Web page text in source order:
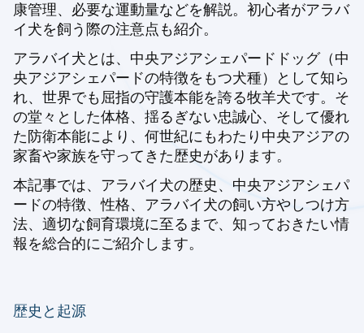
康管理、必要な運動量などを解説。初心者がアラバ
イ犬を飼う際の注意点も紹介。
アラバイ犬とは、中央アジアシェパードドッグ（中
央アジアシェパードの特徴をもつ犬種）として知ら
れ、世界でも屈指の守護本能を誇る牧羊犬です。そ
の堂々とした体格、揺るぎない忠誠心、そして優れ
た防衛本能により、何世紀にもわたり中央アジアの
家畜や家族を守ってきた歴史があります。
本記事では、アラバイ犬の歴史、中央アジアシェパ
ードの特徴、性格、アラバイ犬の飼い方やしつけ方
法、適切な飼育環境に至るまで、知っておきたい情
報を総合的にご紹介します。
歴史と起源